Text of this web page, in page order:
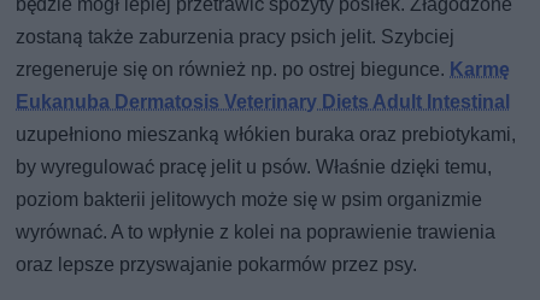
zostaną także zaburzenia pracy psich jelit. Szybciej
zregeneruje się on również np. po ostrej biegunce. Karmę
Eukanuba Dermatosis Veterinary Diets Adult Intestinal
uzupełniono mieszanką włókien buraka oraz prebiotykami,
by wyregulować pracę jelit u psów. Właśnie dzięki temu,
poziom bakterii jelitowych może się w psim organizmie
wyrównać. A to wpłynie z kolei na poprawienie trawienia
oraz lepsze przyswajanie pokarmów przez psy.